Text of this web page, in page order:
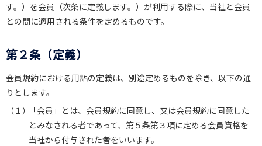
す。）を会員（次条に定義します。）が利用する際に、当社と会員
との間に適用される条件を定めるものです。
第２条（定義）
会員規約における用語の定義は、別途定めるものを除き、以下の通
りとします。
（１）
「会員」とは、会員規約に同意し、又は会員規約に同意した
とみなされる者であって、第５条第３項に定める会員資格を
当社から付与された者をいいます。